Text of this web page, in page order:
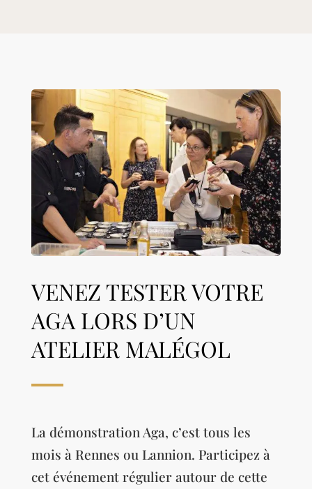
VENEZ TESTER VOTRE
AGA LORS D’UN
ATELIER MALÉGOL
La démonstration Aga, c’est tous les
mois à Rennes ou Lannion. Participez à
cet événement régulier autour de cette